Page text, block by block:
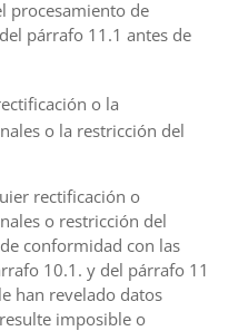
procesamiento de
párrafo 11.1 antes de
o la
o la restricción del
rectificación o
o restricción del
conformidad con las
10.1. y del párrafo 11
han revelado datos
imposible o